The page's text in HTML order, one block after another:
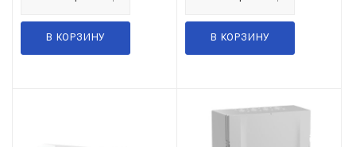
В КОРЗИНУ В КОРЗИНУ